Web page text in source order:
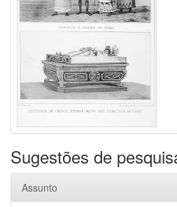
Sugestões de
Assunto